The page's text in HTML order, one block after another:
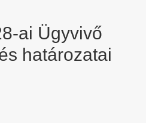
ai Ügyvivő
határozatai